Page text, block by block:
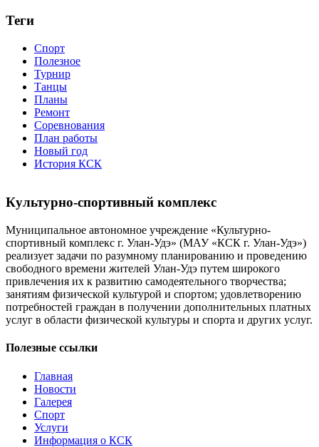
Теги
Спорт
Полезное
Турнир
Танцы
Планы
Ремонт
Соревнования
План работы
Новый год
История КСК
Культурно-спортивный комплекс
Муниципальное автономное учреждение «Культурно-
спортивный комплекс г. Улан-Удэ» (МАУ «КСК г. Улан-Удэ»)
реализует задачи по разумному планированию и проведению
свободного времени жителей Улан-Удэ путем широкого
привлечения их к развитию самодеятельного творчества;
занятиям физической культурой и спортом; удовлетворению
потребностей граждан в получении дополнительных платных
услуг в области физической культуры и спорта и других услуг.
Полезные ссылки
Главная
Новости
Галерея
Спорт
Услуги
Информация о КСК